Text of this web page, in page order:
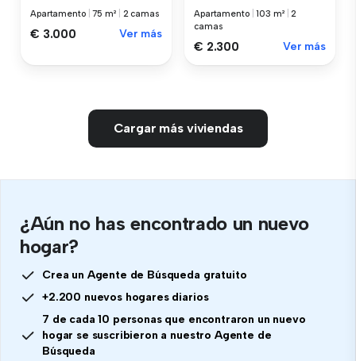
Apartamento |75 m² 2 camas
€ 3.000 Ver más
Apartamento |103 m²
2
camas
€ 2.300 Ver más
Cargar más viviendas
¿Aún no has encontrado un nuevo
hogar?
Crea un Agente de Búsqueda gratuito
+2.200 nuevos hogares diarios
7 de cada 10 personas que encontraron un nuevo
hogar se suscribieron a nuestro Agente de
Búsqueda